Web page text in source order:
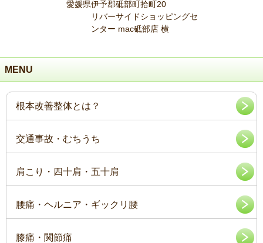
愛媛県伊予郡砥部町拾町20
リバーサイドショッピングセ
ンター mac砥部店 横
MENU
根本改善整体とは？
交通事故・むちうち
肩こり・四十肩・五十肩
腰痛・ヘルニア・ギックリ腰
膝痛・関節痛